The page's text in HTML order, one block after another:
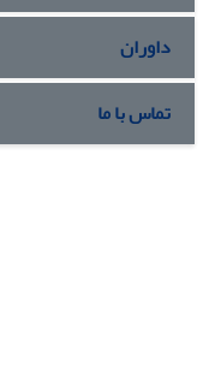
داوران
تماس با ما